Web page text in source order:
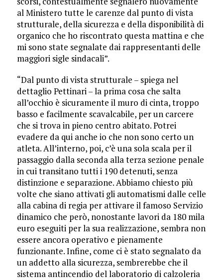
al Ministero tutte le carenze dal punto di vista
strutturale, della sicurezza e della disponibilità di
organico che ho riscontrato questa mattina e che
mi sono state segnalate dai rappresentanti delle
maggiori sigle sindacali”.
“Dal punto di vista strutturale – spiega nel
dettaglio Pettinari – la prima cosa che salta
all’occhio è sicuramente il muro di cinta, troppo
basso e facilmente scavalcabile, per un carcere
che si trova in pieno centro abitato. Potrei
evadere da qui anche io che non sono certo un
atleta. All’interno, poi, c’è una sola scala per il
passaggio dalla seconda alla terza sezione penale
in cui transitano tutti i 190 detenuti, senza
distinzione e separazione. Abbiamo chiesto più
volte che siano attivati gli automatismi dalle celle
alla cabina di regia per attivare il famoso Servizio
dinamico che però, nonostante lavori da 180 mila
euro eseguiti per la sua realizzazione, sembra non
essere ancora operativo e pienamente
funzionante. Infine, come ci è stato segnalato da
un addetto alla sicurezza, sembrerebbe che il
sistema antincendio del laboratorio di calzoleria